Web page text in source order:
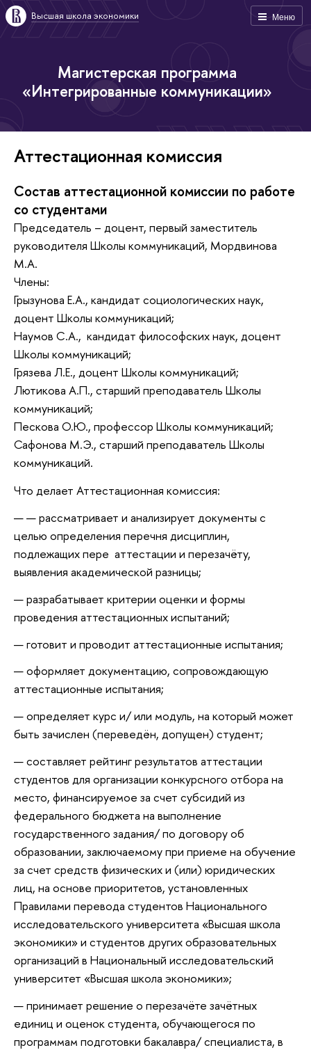
Меню
Высшая школа экономики
Магистерская программа
«Интегрированные коммуникации»
Аттестационная комиссия
Состав аттестационной комиссии по работе
со студентами
Председатель – доцент, первый заместитель
руководителя Школы коммуникаций, Мордвинова
М.А.
Члены:
Грызунова Е.А., кандидат социологических наук,
доцент Школы коммуникаций;
Наумов С.А., кандидат философских наук, доцент
Школы коммуникаций;
Грязева Л.Е., доцент Школы коммуникаций;
Лютикова А.П., старший преподаватель Школы
коммуникаций;
Пескова О.Ю., профессор Школы коммуникаций;
Сафонова М.Э., старший преподаватель Школы
коммуникаций.
Что делает Аттестационная комиссия:
рассматривает и анализирует документы с
целью определения перечня дисциплин,
подлежащих пере аттестации и перезачёту,
выявления академической разницы;
разрабатывает критерии оценки и формы
проведения аттестационных испытаний;
готовит и проводит аттестационные испытания;
оформляет документацию, сопровождающую
аттестационные испытания;
определяет курс и/ или модуль, на который может
быть зачислен (переведён, допущен) студент;
составляет рейтинг результатов аттестации
студентов для организации конкурсного отбора на
место, финансируемое за счет субсидий из
федерального бюджета на выполнение
государственного задания/ по договору об
образовании, заключаемому при приеме на обучение
за счет средств физических и (или) юридических
лиц, на основе приоритетов, установленных
Правилами перевода студентов Национального
исследовательского университета «Высшая школа
экономики» и студентов других образовательных
организаций в Национальный исследовательский
университет «Высшая школа экономики»;
принимает решение о перезачёте зачётных
единиц и оценок студента, обучающегося по
программам подготовки бакалавра/ специалиста, в